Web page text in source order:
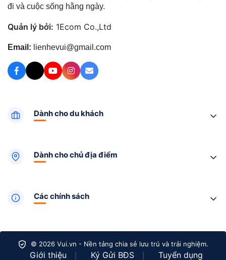
đi và cuộc sống hằng ngày.
Quản lý bởi: 1Ecom Co.,Ltd
Email: lienhevui@gmail.com
Dành cho du khách
Dành cho chủ địa điểm
Các chính sách
© 2026 Vui.vn - Nền tảng chia sẻ lưu trú và trải nghiệm.
Giới thiệu Ký Gửi BĐS Tuyển dụng